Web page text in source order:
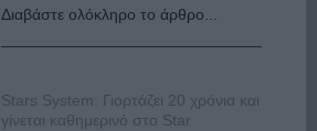
Διαβάστε ολόκληρο το άρθρο...
Stars System: Γιορτάζει 20 χρόνια και
γίνεται καθημερινό στο Star